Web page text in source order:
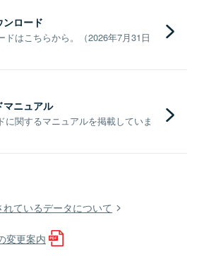
ロード
ドはこちらから。（2026年7月31日
マニュアル
に関するマニュアルを掲載していま
ているデータについて
変更案内